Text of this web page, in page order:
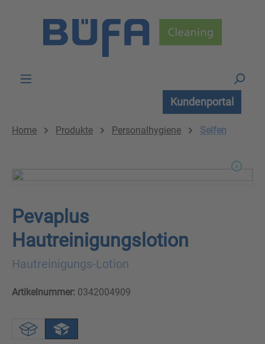
Kundenportal
Home Produkte Personalhygiene Seifen
Pevaplus
Hautreinigungslotion
Hautreinigungs-Lotion
Artikelnummer: 0342004909